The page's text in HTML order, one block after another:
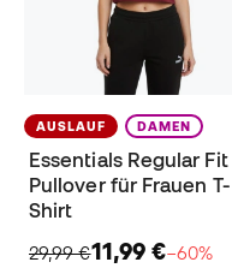
AUSLAUF DAMEN
Essentials Regular Fit
Pullover für Frauen T-
Shirt
29,99 €11,99 €−60%